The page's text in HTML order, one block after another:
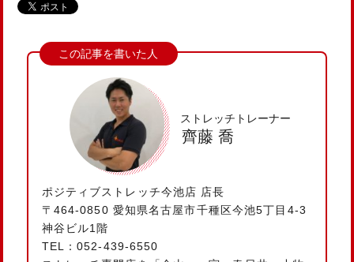
ストレッチトレーナー
齊藤 喬
ポジティブストレッチ今池店 店長
〒464-0850 愛知県名古屋市千種区今池5丁目4-3
神谷ビル1階
TEL：052-439-6550